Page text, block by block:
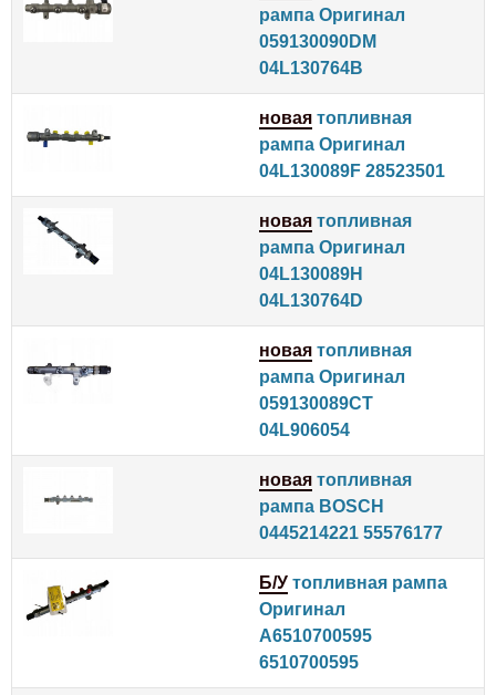
рампа Оригинал
059130090DM
04L130764B
новая топливная
рампа Оригинал
04L130089F 28523501
новая топливная
рампа Оригинал
04L130089H
04L130764D
новая топливная
рампа Оригинал
059130089CT
04L906054
новая топливная
рампа BOSCH
0445214221 55576177
Б/У топливная рампа
Оригинал
A6510700595
6510700595